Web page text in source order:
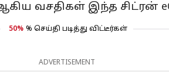
வசதிகள் இந்த சிட்ரன்
50% % செய்தி படித்து விட்டீர்கள்
ADVERTISEMENT